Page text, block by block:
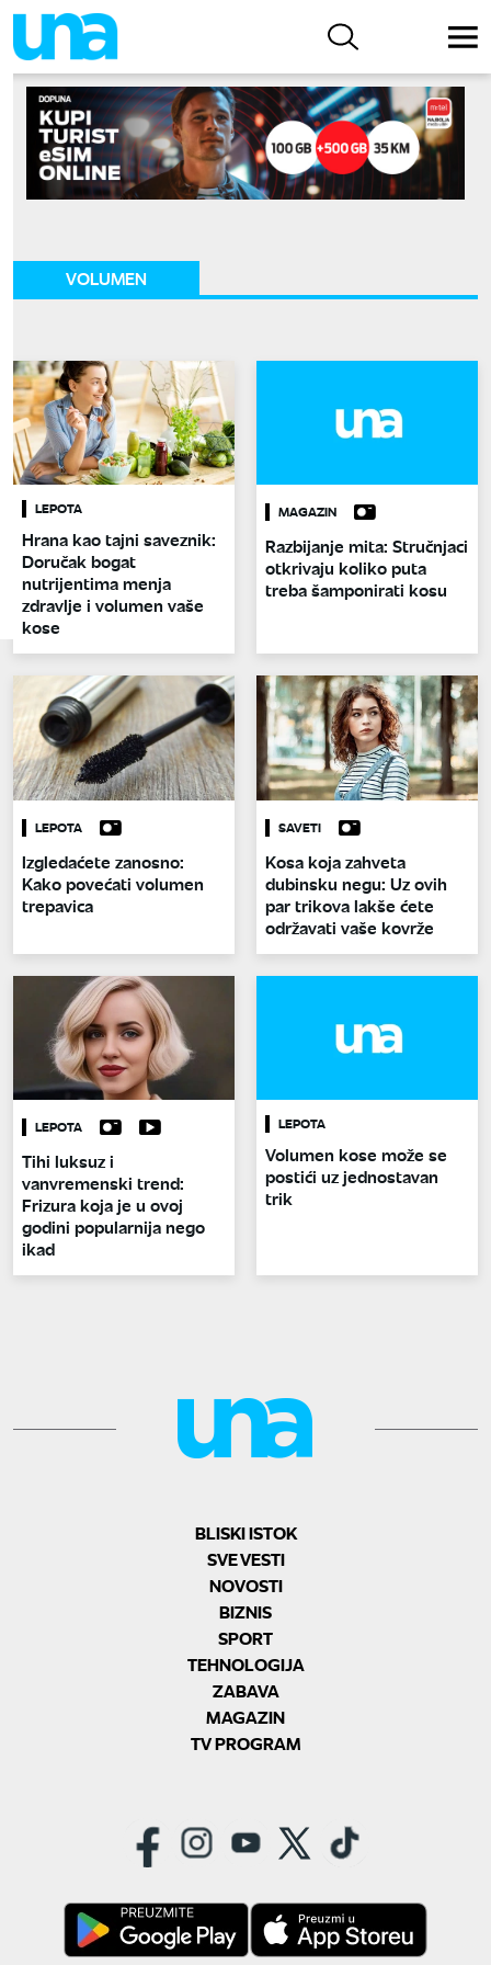
VOLUMEN
LEPOTA
Hrana kao tajni saveznik:
Doručak bogat
nutrijentima menja
zdravlje i volumen vaše
kose
MAGAZIN
Razbijanje mita: Stručnjaci
otkrivaju koliko puta
treba šamponirati kosu
LEPOTA
Izgledaćete zanosno:
Kako povećati volumen
trepavica
SAVETI
Kosa koja zahveta
dubinsku negu: Uz ovih
par trikova lakše ćete
održavati vaše kovrže
LEPOTA
Tihi luksuz i
vanvremenski trend:
Frizura koja je u ovoj
godini popularnija nego
ikad
LEPOTA
Volumen kose može se
postići uz jednostavan
trik
BLISKI ISTOK
SVE VESTI
NOVOSTI
BIZNIS
SPORT
TEHNOLOGIJA
ZABAVA
MAGAZIN
TV PROGRAM